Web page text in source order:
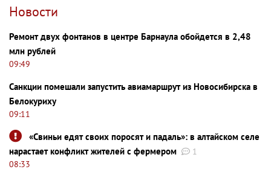
Новости
Ремонт двух фонтанов в центре Барнаула обойдется в 2,48
млн рублей
09:49
Санкции помешали запустить авиамаршрут из Новосибирска в
Белокуриху
09:11
«Свиньи едят своих поросят и падаль»: в алтайском селе
нарастает конфликт жителей с фермером
1
08:33